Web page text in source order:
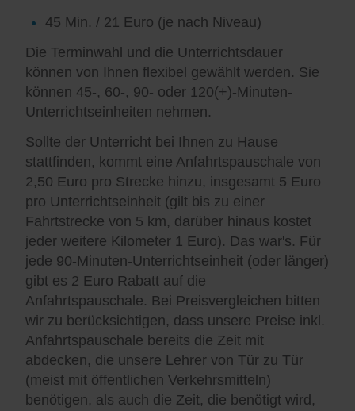
45 Min. / 21 Euro (je nach Niveau)
Die Terminwahl und die Unterrichtsdauer
können von Ihnen flexibel gewählt werden. Sie
können 45-, 60-, 90- oder 120(+)-Minuten-
Unterrichtseinheiten nehmen.
Sollte der Unterricht bei Ihnen zu Hause
stattfinden, kommt eine Anfahrtspauschale von
2,50 Euro pro Strecke hinzu, insgesamt 5 Euro
pro Unterrichtseinheit (gilt bis zu einer
Fahrtstrecke von 5 km, darüber hinaus kostet
jeder weitere Kilometer 1 Euro). Das war's. Für
jede 90-Minuten-Unterrichtseinheit (oder länger)
gibt es 2 Euro Rabatt auf die
Anfahrtspauschale. Bei Preisvergleichen bitten
wir zu berücksichtigen, dass unsere Preise inkl.
Anfahrtspauschale bereits die Zeit mit
abdecken, die unsere Lehrer von Tür zu Tür
(meist mit öffentlichen Verkehrsmitteln)
benötigen, als auch die Zeit, die benötigt wird,